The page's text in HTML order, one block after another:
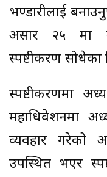
भण्डारीलाई
असार २५ मा
स्पष्टीकरण सोधेका
स्पष्टीकरणमा
महाधिवेशनमा
व्यवहार गरेको
उपस्थित भएर